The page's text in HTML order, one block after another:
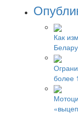
Как
более